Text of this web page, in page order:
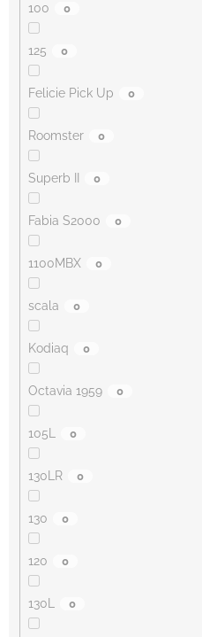
100 0
125 0
Felicie Pick Up 0
Roomster 0
Superb II 0
Fabia S2000 0
1100MBX 0
scala 0
Kodiaq 0
Octavia 1959 0
105L 0
130LR 0
130 0
120 0
130L 0